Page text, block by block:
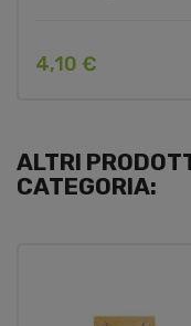
4,10 €
ALTRI
CATEGORIA: